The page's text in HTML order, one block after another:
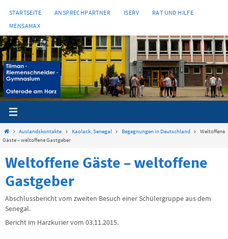
Inhalt
springen
STARTSEITE ANSPRECHPARTNER ISERV
RAT UND HILFE
MENSAMAX
StartAuslandskontakte Kaolack, Senegal Begegnungen in Deutschland
Weltoffene
Gäste – weltoffene Gastgeber
Weltoffene Gäste – weltoffene
Gastgeber
Abschlussbericht vom zweiten Besuch einer Schülergruppe aus dem
Senegal.
Bericht im Harzkurier vom 03.11.2015.